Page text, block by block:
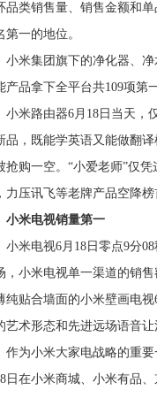
品类销售量、销售金额和
第一的地位。
集团旗下的净化器、净
产品拿下全平台共109项第
路由器6月18日当天，仅
品，既能学英语又能做翻
抢购一空。“小爱老师”仅
力压讯飞等老牌产品空降榜
米电视销量第一
电视6月18日零点9分08
，小米电视单一渠道的销
纯贴合墙面的小米壁画电
艺术形态和先进远场语音让
小米大家电战略的重要
日在小米商城、小米有品